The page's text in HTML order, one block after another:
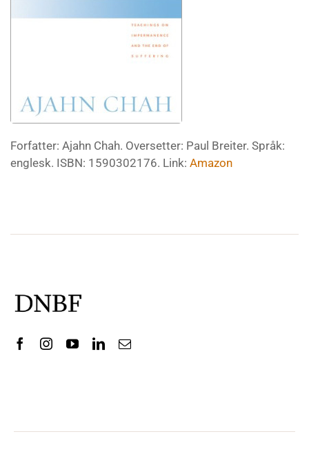
Forfatter: Ajahn Chah. Oversetter: Paul Breiter. Språk:
englesk. ISBN: 1590302176. Link: Amazon